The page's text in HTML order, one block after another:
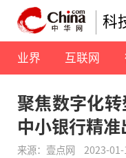
科
业界 互联网
聚焦数字化
中小银行精准
来源：壹点网 2023-